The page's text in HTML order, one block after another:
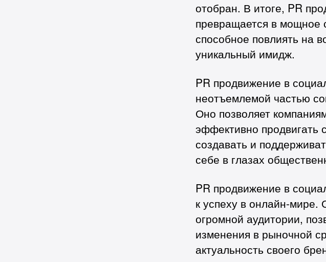
отобран. В итоге, PR
превращается в мощное
способное повлиять на
уникальный имидж.
PR продвижение в
неотъемлемой частью
Оно позволяет
эффективно продвигать
создавать и
себе в глазах
PR продвижение в
к успеху в онлайн-мире.
огромной аудитории,
изменения в рыночной
актуальность своего